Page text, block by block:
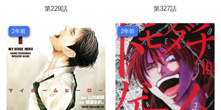
ルト
第229話 第327話
2年前 2年前